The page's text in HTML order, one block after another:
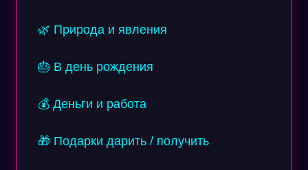
🌿 Природа и явления
🎂 В день рождения
💰 Деньги и работа
🎁 Подарки дарить / получить